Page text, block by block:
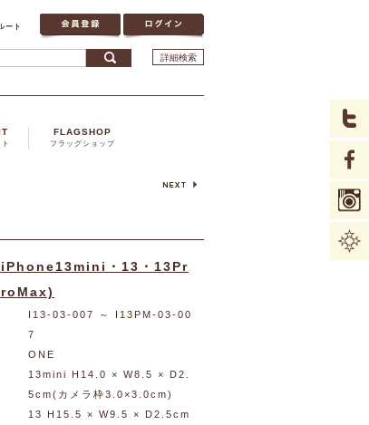
ート
詳細検索
FLAGSHOP
フラッグショップ
・13・13Pr
I13-03-007
～ I13PM-03-00
7
ONE
13mini H14.0 × W8.5 × D2.
5cm(カメラ枠3.0×3.0cm)
13 H15.5 × W9.5 × D2.5cm